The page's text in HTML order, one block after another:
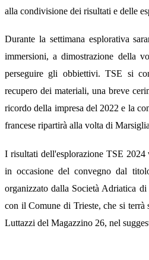
alla condivisione dei risultati e delle
Durante la settimana esplorativa
immersioni, a dimostrazione della
perseguire gli obbiettivi. TSE si
recupero dei materiali, una breve
ricordo della impresa del 2022 e la
francese ripartirà alla volta di
I risultati dell'esplorazione TSE 2024
in occasione del convegno dal
organizzato dalla Società Adriatica
con il Comune di Trieste, che si terrà
Luttazzi del Magazzino 26, nel